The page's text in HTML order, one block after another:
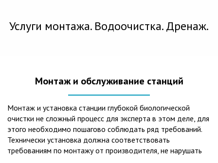
Услуги монтажа. Водоочистка. Дренаж.
Монтаж и обслуживание станций
Монтаж и установка станции глубокой биологической
очистки не сложный процесс для эксперта в этом деле, для
этого необходимо пошагово соблюдать ряд требований.
Технически установка должна соответствовать
требованиям по монтажу от производителя, не нарушать